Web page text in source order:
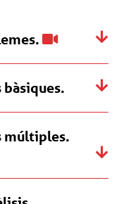
múltiples.